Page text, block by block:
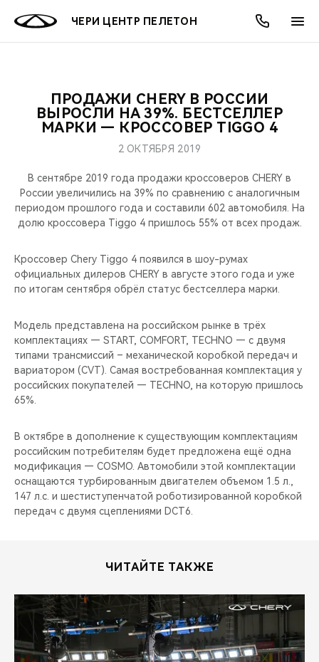
ЧЕРИ ЦЕНТР ПЕЛЕТОН
МОДЕЛИ
КРОССОВЕРЫ
СЕДАНЫ
НОВИНКИ
ПОКУПАТЕЛЯМ
КРЕДИТ И СТРАХОВАНИЕ
ВЛАДЕЛЬЦАМ
ЗАПЧАСТИ И АКСЕССУАРЫ
ПОДДЕРЖКА
МИР CHERY
О БРЕНДЕ
CHERY В СОЦСЕТЯХ
БЛАГОТВОРИТЕЛЬНОСТЬ
CHERY REMOTE
CHERY И СПОРТ
НАШИ МЕРОПРИЯТИЯ
CHERY ДЛЯ ДЕТЕЙ
АКЦИИ
ОНЛАЙН СЕРВИСЫ
КРЕДИТ
О КОМПАНИИ
МЫ В СОЦСЕТЯХ
ПРОДАЖИ CHERY В РОССИИ
ВЫРОСЛИ НА 39%. БЕСТСЕЛЛЕР
МАРКИ — КРОССОВЕР TIGGO 4
2 ОКТЯБРЯ 2019
В сентябре 2019 года продажи кроссоверов CHERY в
России увеличились на 39% по сравнению с аналогичным
периодом прошлого года и составили 602 автомобиля. На
долю кроссовера Tiggo 4 пришлось 55% от всех продаж.
Кроссовер Chery Tiggo 4 появился в шоу-румах
официальных дилеров CHERY в августе этого года и уже
по итогам сентября обрёл статус бестселлера марки.
Модель представлена на российском рынке в трёх
комплектациях — START, COMFORT, TECHNO — с двумя
типами трансмиссий – механической коробкой передач и
вариатором (CVT). Самая востребованная комплектация у
российских покупателей — TECHNO, на которую пришлось
65%.
В октябре в дополнение к существующим комплектациям
российским потребителям будет предложена ещё одна
модификация — COSMO. Автомобили этой комплектации
оснащаются турбированным двигателем объемом 1.5 л.,
147 л.с. и шестиступенчатой роботизированной коробкой
передач с двумя сцеплениями DCT6.
ЧИТАЙТЕ ТАКЖЕ